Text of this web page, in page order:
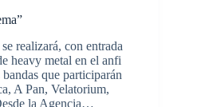
realizará, con entrada
heavy metal en el anfi
que participarán
A Pan, Velatorium,
la Agencia…